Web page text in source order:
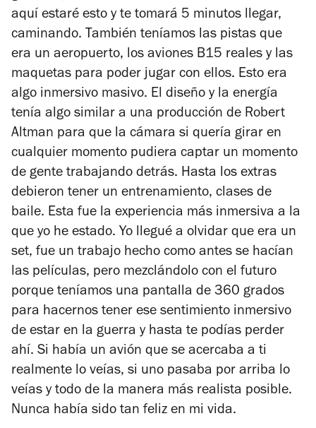
aquí estaré esto y te tomará 5 minutos llegar,
caminando. También teníamos las pistas que
era un aeropuerto, los aviones B15 reales y las
maquetas para poder jugar con ellos. Esto era
algo inmersivo masivo. El diseño y la energía
tenía algo similar a una producción de Robert
Altman para que la cámara si quería girar en
cualquier momento pudiera captar un momento
de gente trabajando detrás. Hasta los extras
debieron tener un entrenamiento, clases de
baile. Esta fue la experiencia más inmersiva a la
que yo he estado. Yo llegué a olvidar que era un
set, fue un trabajo hecho como antes se hacían
las películas, pero mezclándolo con el futuro
porque teníamos una pantalla de 360 grados
para hacernos tener ese sentimiento inmersivo
de estar en la guerra y hasta te podías perder
ahí. Si había un avión que se acercaba a ti
realmente lo veías, si uno pasaba por arriba lo
veías y todo de la manera más realista posible.
Nunca había sido tan feliz en mi vida.